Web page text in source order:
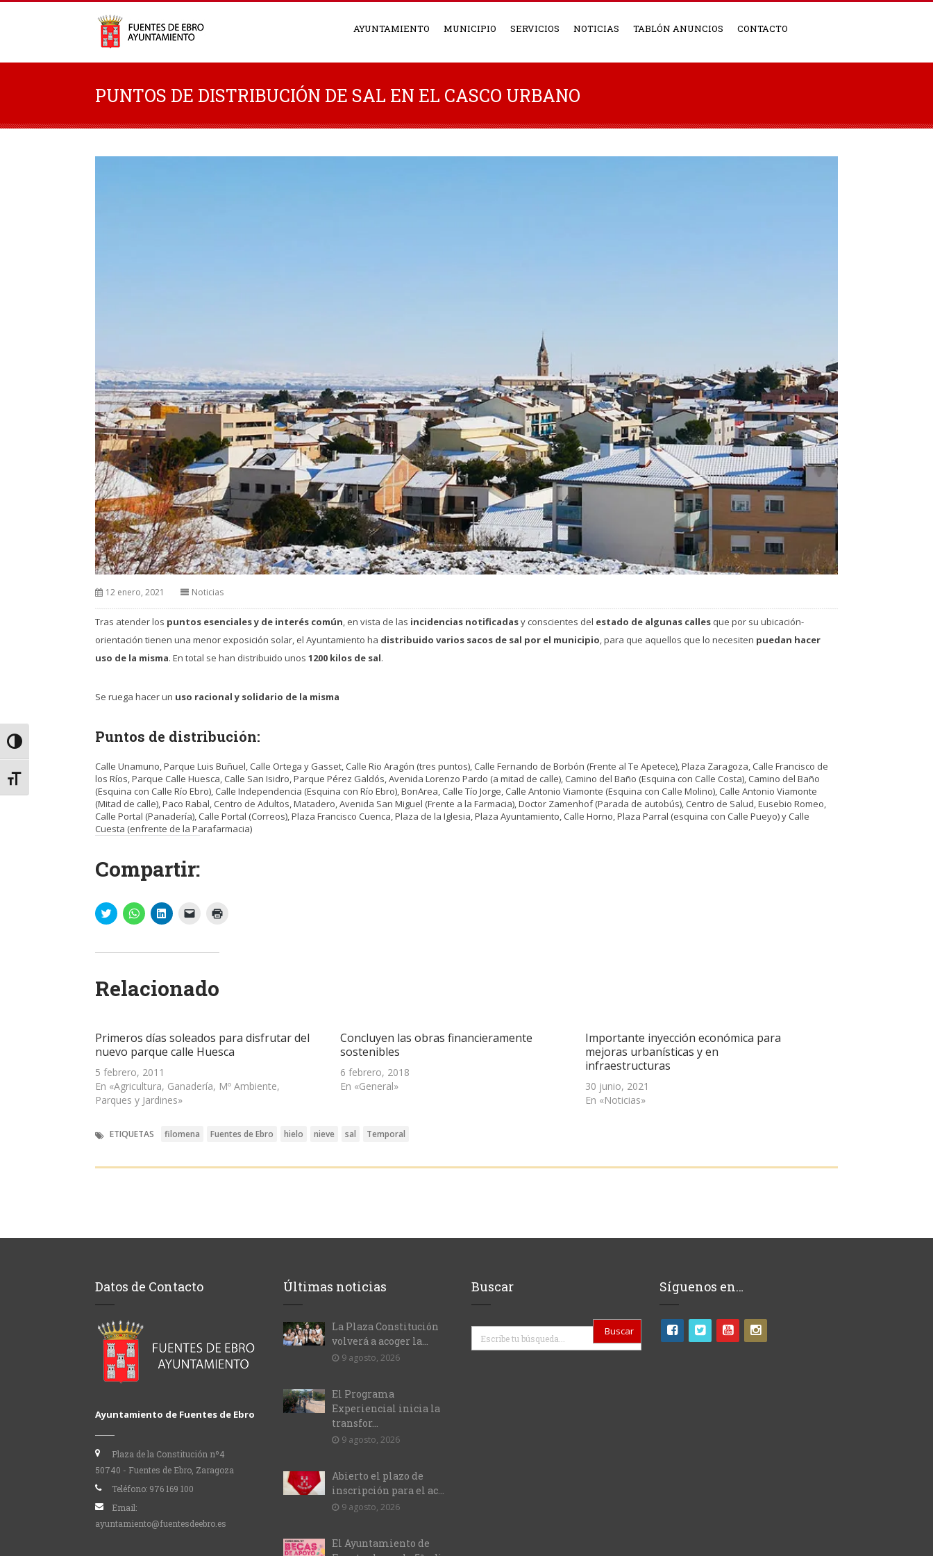
Alternar alto contraste
Alternar tamaño de letra
AYUNTAMIENTO MUNICIPIO SERVICIOS NOTICIAS TABLÓN ANUNCIOS CONTACTO
PUNTOS DE DISTRIBUCIÓN DE SAL EN EL CASCO URBANO
12 enero, 2021 Noticias
Tras atender los puntos esenciales y de interés común, en vista de las incidencias notificadasy conscientes del estado de algunas calles que por su ubicación-
orientación tienen una menor exposición solar, el Ayuntamiento ha distribuido varios sacos de sal por el municipio, para que aquellos que lo necesiten puedan hacer
uso de la misma. En total se han distribuido unos 1200 kilos de sal.
Se ruega hacer un uso racional y solidario de la misma
Puntos de distribución:
Calle Unamuno, Parque Luis Buñuel, Calle Ortega y Gasset, Calle Rio Aragón (tres puntos), Calle Fernando de Borbón (Frente al Te Apetece), Plaza Zaragoza, Calle Francisco de
los Ríos, Parque Calle Huesca, Calle San Isidro, Parque Pérez Galdós, Avenida Lorenzo Pardo (a mitad de calle), Camino del Baño (Esquina con Calle Costa), Camino del Baño
(Esquina con Calle Río Ebro), Calle Independencia (Esquina con Río Ebro), BonArea, Calle Tío Jorge, Calle Antonio Viamonte (Esquina con Calle Molino), Calle Antonio Viamonte
(Mitad de calle), Paco Rabal, Centro de Adultos, Matadero, Avenida San Miguel (Frente a la Farmacia), Doctor Zamenhof (Parada de autobús), Centro de Salud, Eusebio Romeo,
Calle Portal (Panadería), Calle Portal (Correos), Plaza Francisco Cuenca, Plaza de la Iglesia, Plaza Ayuntamiento, Calle Horno, Plaza Parral (esquina con Calle Pueyo) y Calle
Cuesta (enfrente de la Parafarmacia)
Compartir:
Haz
clic
Twitter
en
una
Haz
clic
WhatsApp
en
una
Haz
clic
LinkedIn
en
una
Haz
enlace
electrónico
a
en
una
ventana
Relacionado
Primeros días soleados para disfrutar del
nuevo parque calle Huesca
5 febrero, 2011
En «Agricultura, Ganadería, Mº Ambiente,
Parques y Jardines»
Concluyen las obras financieramente
sostenibles
6 febrero, 2018
En «General»
Importante inyección económica para
mejoras urbanísticas y en
infraestructuras
30 junio, 2021
En «Noticias»
ETIQUETAS filomena Fuentes de Ebro hielo nieve sal Temporal
Datos de Contacto
Ayuntamiento de Fuentes de Ebro
Plaza de la Constitución nº4
50740 - Fuentes de Ebro, Zaragoza
Teléfono: 976 169 100
Email:
ayuntamiento@fuentesdeebro.es
Últimas noticias
La Plaza Constitución
volverá a acoger la...
9 agosto, 2026
El Programa
Experiencial inicia la
transfor...
9 agosto, 2026
Abierto el plazo de
inscripción para el ac...
9 agosto, 2026
El Ayuntamiento de
Buscar
Buscar
Síguenos en…